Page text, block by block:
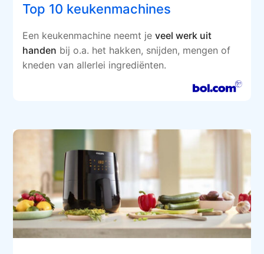
Top 10 keukenmachines
Een keukenmachine neemt jeveel werk uit
handen bij o.a. het hakken, snijden, mengen of
kneden van allerlei ingrediënten.